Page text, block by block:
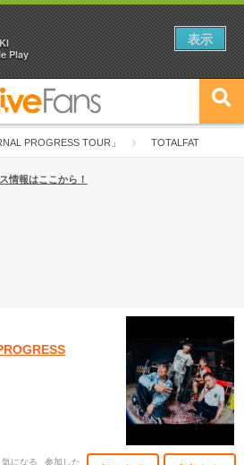
PROGRESS TOUR」 TOTALFAT
2026年上半期編発表！
情報はここから！
気になる 参加した
Play
表示